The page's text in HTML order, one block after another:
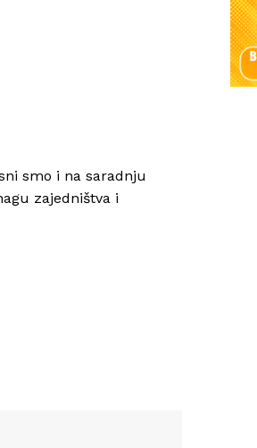
smo i na saradnju
zajedništva i